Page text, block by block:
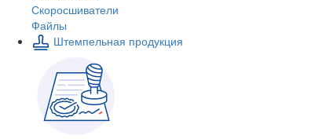
Скоросшиватели
Файлы
Штемпельная продукция